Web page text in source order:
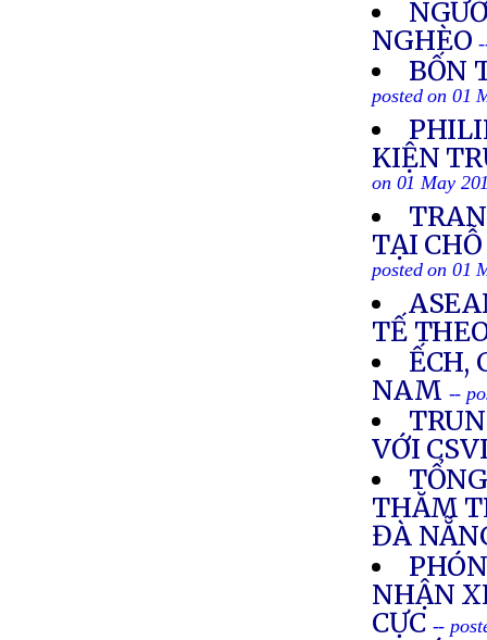
NGHÈO
BỐN
posted on 01
KIỆN
on 01 May
TẠI
posted on 01
TẾ
ẾCH,
NAM --
VỚI
THĂM
ĐÀ
NHẬN
CỰC --